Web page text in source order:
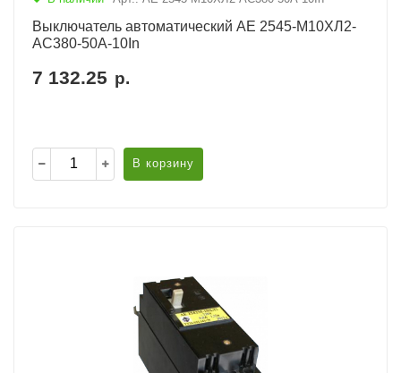
Выключатель автоматический АЕ 2545-М10ХЛ2-
AC380-50А-10In
7 132.25 р.
В корзину